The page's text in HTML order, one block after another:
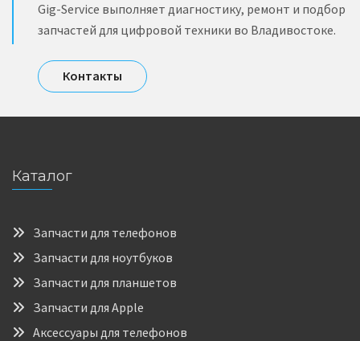
Gig-Service выполняет диагностику, ремонт и подбор
запчастей для цифровой техники во Владивостоке.
Контакты
Каталог
Запчасти для телефонов
Запчасти для ноутбуков
Запчасти для планшетов
Запчасти для Apple
Аксессуары для телефонов